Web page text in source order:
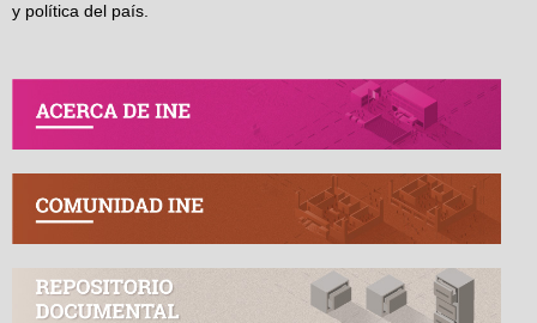
y política del país.